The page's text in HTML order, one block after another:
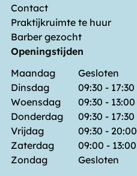
Contact
Praktijkruimte te huur
Barber gezocht
Openingstijden
Maandag
Gesloten
Dinsdag
09:30 - 17:30
Woensdag
09:30 - 13:00
Donderdag
09:30 - 17:30
Vrijdag
09:30 - 20:00
Zaterdag
09:00 - 13:00
Zondag
Gesloten